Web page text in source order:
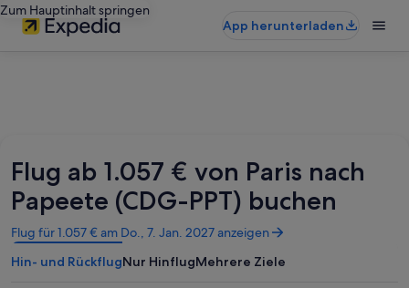
Zum Hauptinhalt springen
App herunterladen
Flug ab 1.057 € von Paris nach
Papeete (CDG-PPT) buchen
Flug für 1.057 € am Do., 7. Jan. 2027 anzeigen
Wird
in
einem
Hin- und RückflugNur HinflugMehrere Ziele